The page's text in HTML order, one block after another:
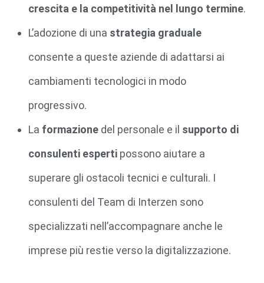
crescita e la competitività nel lungo termine.
L’adozione di una strategia graduale
consente a queste aziende di adattarsi ai
cambiamenti tecnologici in modo
progressivo.
La formazione del personale e il supporto di
consulenti esperti possono aiutare a
superare gli ostacoli tecnici e culturali. I
consulenti del Team di Interzen sono
specializzati nell’accompagnare anche le
imprese più restie verso la digitalizzazione.